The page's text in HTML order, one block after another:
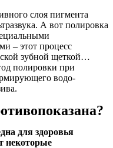
слоя пигмента
А вот полировка
– этот процесс
зубной щеткой…
полировки при
водо-
для здоровья
некоторые